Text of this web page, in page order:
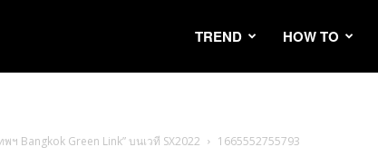
TREND HOW TO
ฯ Bangkok Green Link” บนเวที SX2022 1665552755793